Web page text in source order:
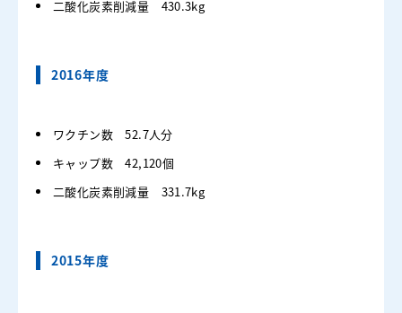
二酸化炭素削減量 430.3kg
2016年度
ワクチン数 52.7人分
キャップ数 42,120個
二酸化炭素削減量 331.7kg
2015年度